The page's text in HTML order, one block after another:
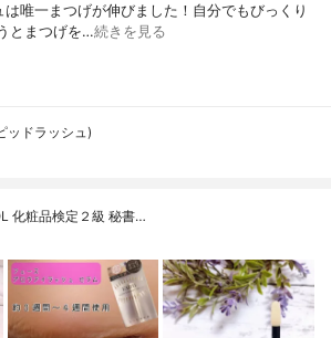
唯一まつげが伸びました！自分でもびっくり
とまつげを…続きを見る
ッドラッシュ)
化粧品検定２級 秘書…